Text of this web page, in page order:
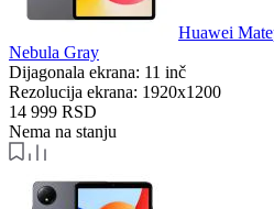
Huawei
Nebula Gray
Dijagonala ekrana: 11 inč
Rezolucija ekrana: 1920x1200
14 999 RSD
Nema na stanju